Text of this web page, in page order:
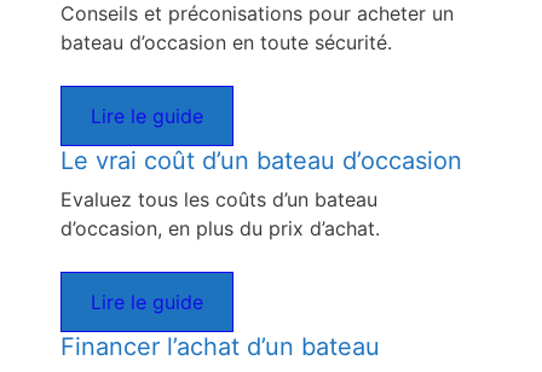
Conseils et préconisations pour acheter un
bateau d’occasion en toute sécurité.
Lire le guide
Le vrai coût d’un bateau d’occasion
Evaluez tous les coûts d’un bateau
d’occasion, en plus du prix d’achat.
Lire le guide
Financer l’achat d’un bateau